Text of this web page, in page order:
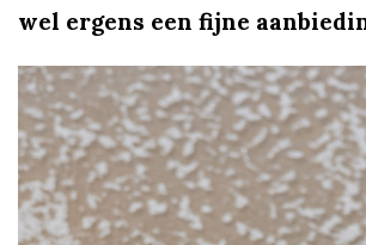
wel ergens een fijne